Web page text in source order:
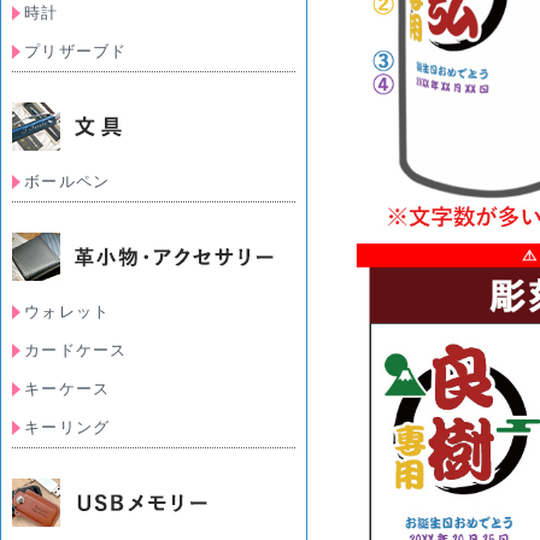
時計
プリザーブド
ボールペン
ウォレット
カードケース
キーケース
キーリング